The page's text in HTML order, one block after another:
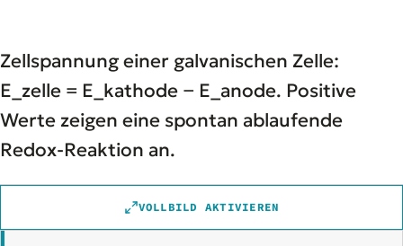
04Leistungen
05Docs
06 Tools
Welten
Zellspannung einer galvanischen Zelle:
E_zelle = E_kathode − E_anode. Positive
Werte zeigen eine spontan ablaufende
Redox-Reaktion an.
VOLLBILD AKTIVIEREN